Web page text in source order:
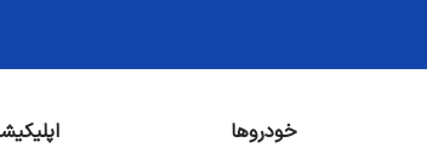
خودروها